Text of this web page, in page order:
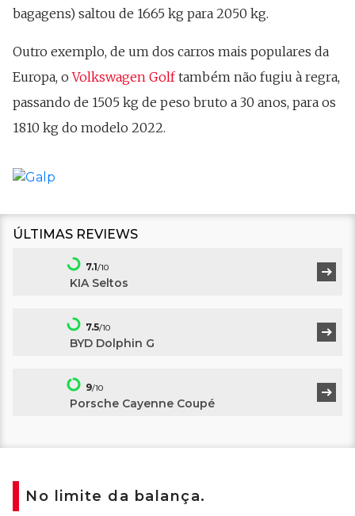
bagagens) saltou de 1665 kg para 2050 kg.
Outro exemplo, de um dos carros mais populares da
Europa, oVolkswagen Golftambém não fugiu à regra,
passando de 1505 kg de peso bruto a 30 anos, para os
1810 kg do modelo 2022.
ÚLTIMAS REVIEWS
7.1/10
KIA Seltos
7.5/10
BYD Dolphin G
9/10
Porsche Cayenne Coupé
No limite da balança.